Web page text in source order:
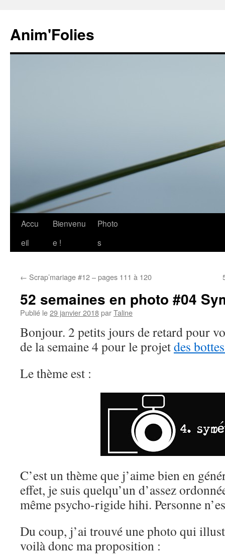
Anim'Folies
Aller
Accu
eil
Bienvenu
e !
Photo
s
← Scrap’mariage #12 – pages 111 à 120
52 semaines en photo #04
Publié le29 janvier 2018parTaline
Bonjour. 2 petits jours de retard pour
de la semaine 4 pour le projetdes
Le thème est :
C’est un thème que j’aime bien en
effet, je suis quelqu’un d’assez
même psycho-rigide hihi. Personne
Du coup, j’ai trouvé une photo qui
voilà donc ma proposition :